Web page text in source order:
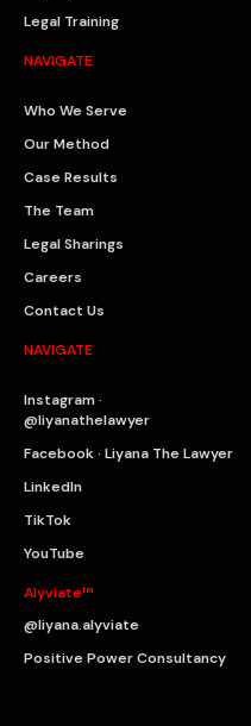
Legal Training
NAVIGATE
Who We Serve
Our Method
Case Results
The Team
Legal Sharings
Careers
Contact Us
NAVIGATE
Instagram ·
@liyanathelawyer
Facebook · Liyana The Lawyer
LinkedIn
TikTok
YouTube
Alyviate™
@liyana.alyviate
Positive Power Consultancy